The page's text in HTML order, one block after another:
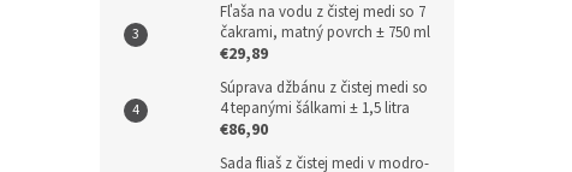
Fľaša na vodu z čistej medi so 7
čakrami, matný povrch ± 750 ml
€29,89
Súprava džbánu z čistej medi so
4 tepanými šálkami ± 1,5 litra
€86,90
Sada fliaš z čistej medi v modro-